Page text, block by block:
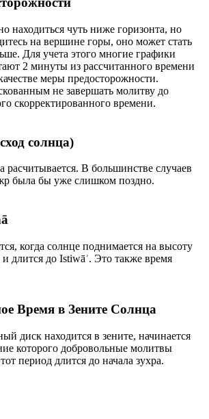
находиться чуть ниже горизонта, но
на вершине горы, оно может стать
Для учета этого многие графики
2 минуты из рассчитанного времени
меры предосторожности.
не завершать молитву до
скорректированного времени.
солнца)
расчитывается. В большинстве случаев
была бы уже слишком поздно.
когда солнце поднимается на высоту
и длится до Istiwāʾ. Это также время
Время в Зените Солнца
диск находится в зените, начинается
которого добровольные молитвы
период длится до начала зухра.